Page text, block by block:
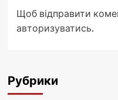
Щоб відправити
авторизуватись.
Рубрики